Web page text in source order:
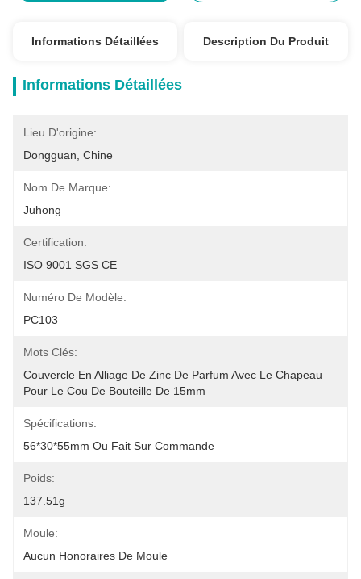
Informations Détaillées Description Du Produit
Informations Détaillées
Lieu D'origine:
Dongguan, Chine
Nom De Marque:
Juhong
Certification:
ISO 9001 SGS CE
Numéro De Modèle:
PC103
Mots Clés:
Couvercle En Alliage De Zinc De Parfum Avec Le Chapeau
Pour Le Cou De Bouteille De 15mm
Spécifications:
56*30*55mm Ou Fait Sur Commande
Poids:
137.51g
Moule:
Aucun Honoraires De Moule